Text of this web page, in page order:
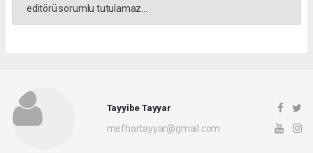
editörü sorumlu tutulamaz...
Tayyibe Tayyar
mefhartayyar@gmail.com